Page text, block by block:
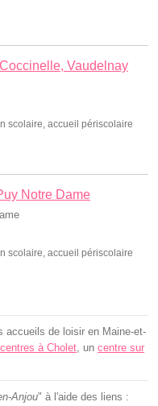
Vaudelnay
scolaire accueil périscolaire
Notre Dame
scolaire, accueil périscolaire
accueils de loisir en Maine-et-
centres à Cholet, un centre sur
Anjou" à l'aide des liens :